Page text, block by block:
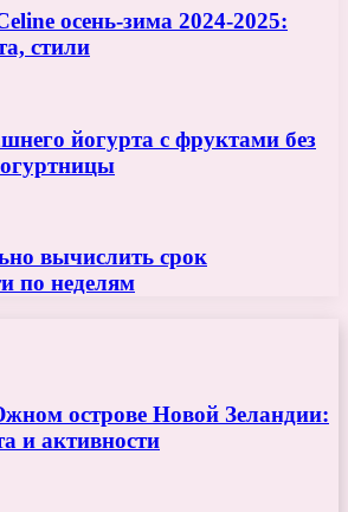
осень-зима 2024-2025:
стили
йогурта с фруктами без
вычислить срок
по неделям
острове Новой Зеландии:
и активности